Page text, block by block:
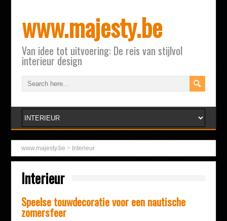
www.majesty.be
Van idee tot uitvoering: De reis van stijlvol
interieur design
www.majesty.be > Interieur
Interieur
Speelse touwdecoratie voor een nautische
zomersfeer